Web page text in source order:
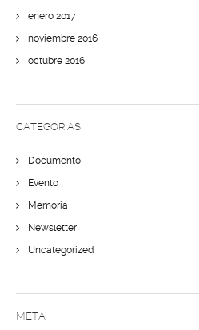
enero 2017
noviembre 2016
octubre 2016
CATEGORÍAS
Documento
Evento
Memoria
Newsletter
Uncategorized
META